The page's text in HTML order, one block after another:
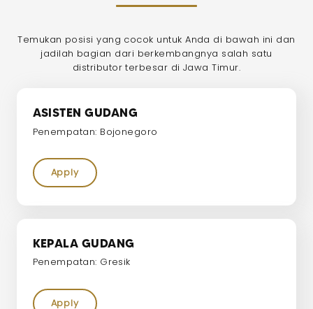
Temukan posisi yang cocok untuk Anda di bawah ini dan
jadilah bagian dari berkembangnya salah satu
distributor terbesar di Jawa Timur.
ASISTEN GUDANG
Penempatan: Bojonegoro
Apply
KEPALA GUDANG
Penempatan: Gresik
Apply